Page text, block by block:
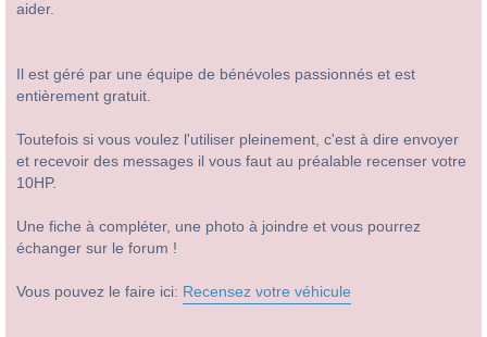
aider.
Il est géré par une équipe de bénévoles passionnés et est
entièrement gratuit.
Toutefois si vous voulez l'utiliser pleinement, c'est à dire envoyer
et recevoir des messages il vous faut au préalable recenser votre
10HP.
Une fiche à compléter, une photo à joindre et vous pourrez
échanger sur le forum !
Vous pouvez le faire ici: Recensez votre véhicule